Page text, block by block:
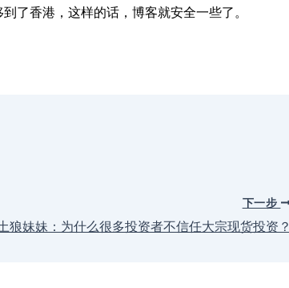
了香港，这样的话，博客就安全一些了。
下一步
狼妹妹：为什么很多投资者不信任大宗现货投资？